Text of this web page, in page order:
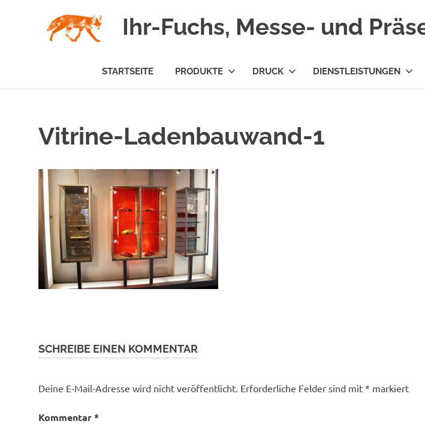
Ihr-Fuchs, Messe- und
STARTSEITE PRODUKTE DRUCK DIENSTLEISTUNGEN
Vitrine-Ladenbauwand-1
SCHREIBE EINEN KOMMENTAR
Deine E-Mail-Adresse wird nicht veröffentlicht. Erforderliche Felder sind mit * markiert
Kommentar*